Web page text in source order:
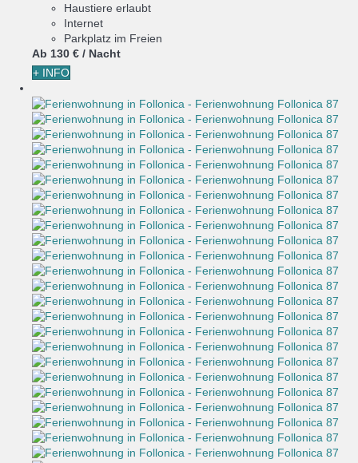
Haustiere erlaubt
Internet
Parkplatz im Freien
Ab 130 € / Nacht
+ INFO